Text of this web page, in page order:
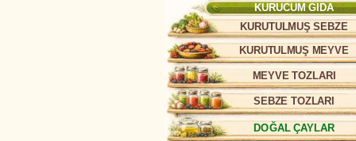
KURUCUM GIDA
KURUTULMUŞ SEBZE
KURUTULMUŞ MEYVE
MEYVE TOZLARI
SEBZE TOZLARI
DOĞAL ÇAYLAR